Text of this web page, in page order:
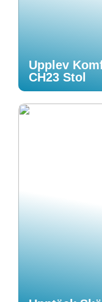
Upplev
CH23 Stol